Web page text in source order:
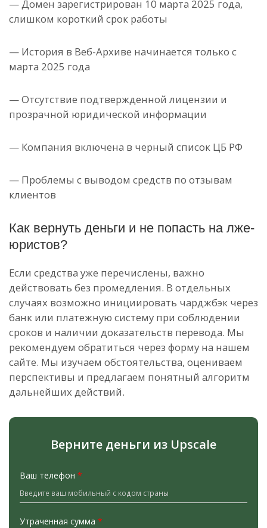
— Домен зарегистрирован 10 марта 2025 года,
слишком короткий срок работы
— История в Веб-Архиве начинается только с
марта 2025 года
— Отсутствие подтвержденной лицензии и
прозрачной юридической информации
— Компания включена в черный список ЦБ РФ
— Проблемы с выводом средств по отзывам
клиентов
Как вернуть деньги и не попасть на лже-
юристов?
Если средства уже перечислены, важно
действовать без промедления. В отдельных
случаях возможно инициировать чарджбэк через
банк или платежную систему при соблюдении
сроков и наличии доказательств перевода. Мы
рекомендуем обратиться через форму на нашем
сайте. Мы изучаем обстоятельства, оцениваем
перспективы и предлагаем понятный алгоритм
дальнейших действий.
Верните деньги из Upscale
Ваш телефон *
Утраченная сумма *